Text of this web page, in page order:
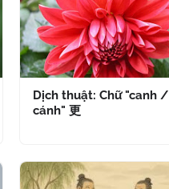
Dịch thuật: Chữ "canh /
cánh" 更